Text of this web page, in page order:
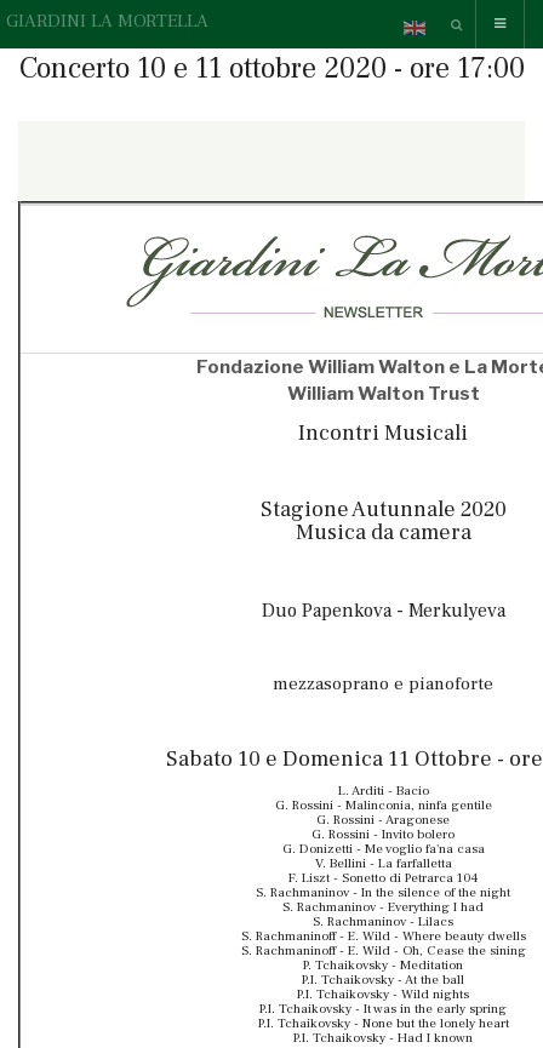
GIARDINI LA MORTELLA
Concerto 10 e 11 ottobre 2020 - ore 17:00
Fondazione William Walton e La
William Walton Trust
Incontri Musicali
Stagione Autunnale 2020
Musica da camera
Duo Papenkova - Merkulyeva
mezzasoprano e pianoforte
Sabato 10 e Domenica 11 Ottobre -
L. Arditi - Bacio
G. Rossini - Malinconia, ninfa gentile
G. Rossini - Aragonese
G. Rossini - Invito bolero
G. Donizetti - Me voglio fa'na casa
V. Bellini - La farfalletta
F. Liszt - Sonetto di Petrarca 104
S. Rachmaninov - In the silence of the night
S. Rachmaninov - Everything I had
S. Rachmaninov - Lilacs
S. Rachmaninoff - E. Wild - Where beauty dwells
S. Rachmaninoff - E. Wild - Oh, Cease the sining
P. Tchaikovsky - Meditation
P.I. Tchaikovsky - At the ball
P.I. Tchaikovsky - Wild nights
P.I. Tchaikovsky - It was in the early spring
P.I. Tchaikovsky - None but the lonely heart
P.I. Tchaikovsky - Had I known